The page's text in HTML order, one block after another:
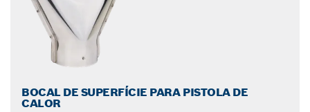
BOCAL DE SUPERFÍCIE PARA PISTOLA DE
CALOR